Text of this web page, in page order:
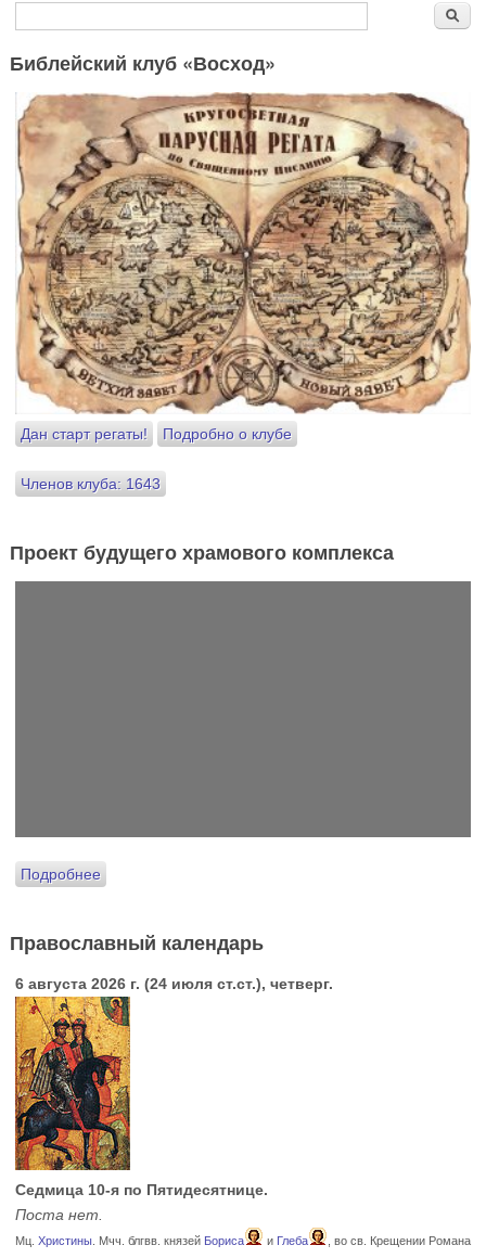
Форма поиска
Библейский клуб «Восход»
Дан старт регаты! Подробно о клубе
Членов клуба: 1643
Проект будущего храмового комплекса
Подробнее
Православный календарь
6 августа 2026 г. (24 июля ст.ст.), четверг.
Седмица 10-я по Пятидесятнице.
Поста нет.
Мц. Христины. Мчч. блгвв. князей Бориса и Глеба
, во св. Крещении Романа